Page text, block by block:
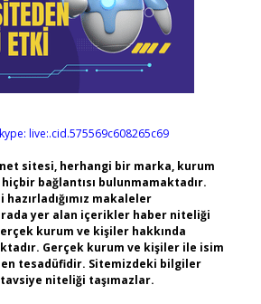
live:.cid.575569c608265c69
sitesi, herhangi bir marka, kurum
bağlantısı bulunmamaktadır.
makaleler
yer alan içerikler haber niteliği
kurum ve kişiler hakkında
Gerçek kurum ve kişiler ile isim
tesadüfidir. Sitemizdeki bilgiler
niteliği taşımazlar.